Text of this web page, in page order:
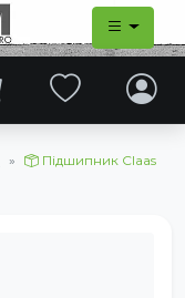
Підшипник Claas